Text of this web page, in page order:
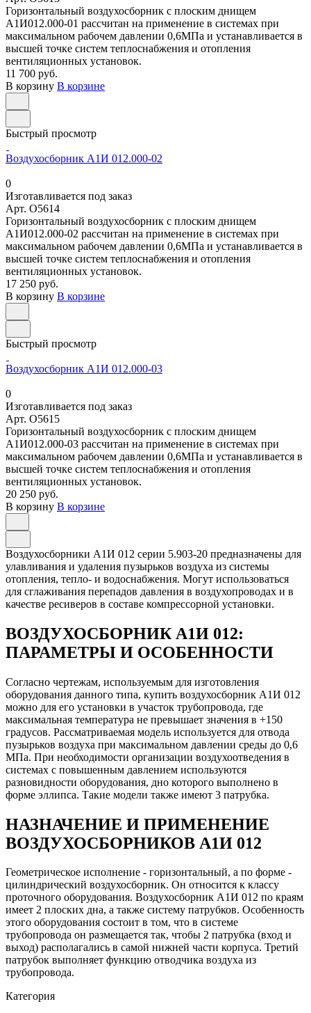
Горизонтальный воздухосборник с плоским днищем
А1И012.000-01 рассчитан на применение в системах при
максимальном рабочем давлении 0,6МПа и устанавливается в
высшей точке систем теплоснабжения и отопления
вентиляционных установок.
11 700 руб.
В корзину В корзине
Быстрый просмотр
Воздухосборник А1И 012.000-02
0
Изготавливается под заказ
Арт. O5614
Горизонтальный воздухосборник с плоским днищем
А1И012.000-02 рассчитан на применение в системах при
максимальном рабочем давлении 0,6МПа и устанавливается в
высшей точке систем теплоснабжения и отопления
вентиляционных установок.
17 250 руб.
В корзину В корзине
Быстрый просмотр
Воздухосборник А1И 012.000-03
0
Изготавливается под заказ
Арт. O5615
Горизонтальный воздухосборник с плоским днищем
А1И012.000-03 рассчитан на применение в системах при
максимальном рабочем давлении 0,6МПа и устанавливается в
высшей точке систем теплоснабжения и отопления
вентиляционных установок.
20 250 руб.
В корзину В корзине
Воздухосборники А1И 012 серии 5.903-20 предназначены для
улавливания и удаления пузырьков воздуха из системы
отопления, тепло- и водоснабжения. Могут использоваться
для сглаживания перепадов давления в воздухопроводах и в
качестве ресиверов в составе компрессорной установки.
ВОЗДУХОСБОРНИК А1И 012:
ПАРАМЕТРЫ И ОСОБЕННОСТИ
Согласно чертежам, используемым для изготовления
оборудования данного типа, купить воздухосборник А1И 012
можно для его установки в участок трубопровода, где
максимальная температура не превышает значения в +150
градусов. Рассматриваемая модель используется для отвода
пузырьков воздуха при максимальном давлении среды до 0,6
МПа. При необходимости организации воздухоотведения в
системах с повышенным давлением используются
разновидности оборудования, дно которого выполнено в
форме эллипса. Такие модели также имеют 3 патрубка.
НАЗНАЧЕНИЕ И ПРИМЕНЕНИЕ
ВОЗДУХОСБОРНИКОВ А1И 012
Геометрическое исполнение - горизонтальный, а по форме -
цилиндрический воздухосборник. Он относится к классу
проточного оборудования. Воздухосборник А1И 012 по краям
имеет 2 плоских дна, а также систему патрубков. Особенность
этого оборудования состоит в том, что в системе
трубопровода он размещается так, чтобы 2 патрубка (вход и
выход) располагались в самой нижней части корпуса. Третий
патрубок выполняет функцию отводчика воздуха из
трубопровода.
Категория